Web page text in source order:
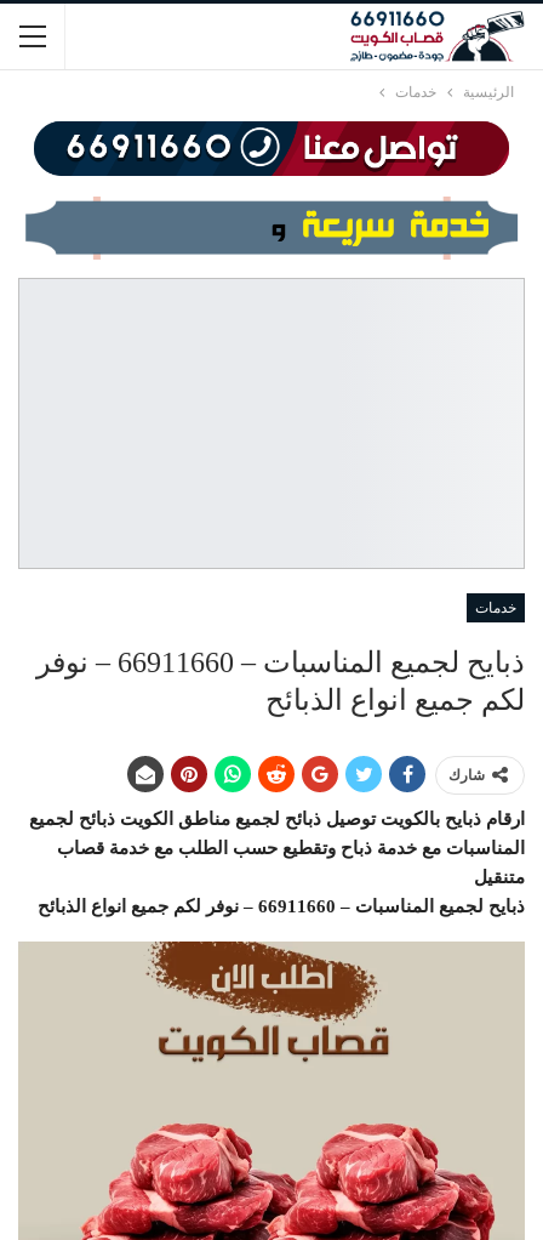
الرئيسية خدمات
خدمات
ذبايح لجميع المناسبات – 66911660 – نوفر
لكم جميع انواع الذبائح
شارك
ارقام ذبايح بالكويت توصيل ذبائح لجميع مناطق الكويت ذبائح لجميع
المناسبات مع خدمة ذباح وتقطيع حسب الطلب مع خدمة قصاب
متنقيل
ذبايح لجميع المناسبات – 66911660 – نوفر لكم جميع انواع الذبائح